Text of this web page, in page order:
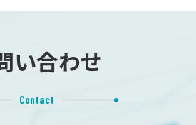
い合わせ
Contact